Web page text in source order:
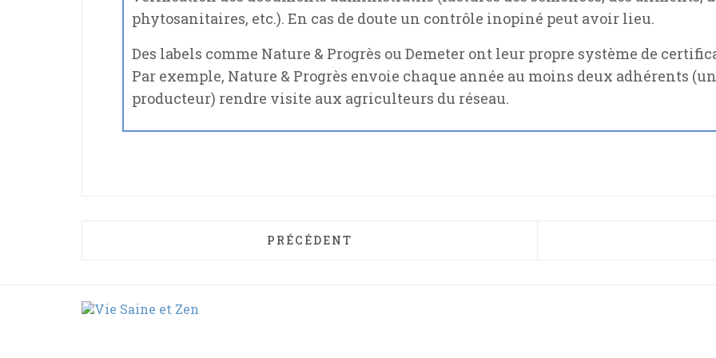
phytosanitaires, etc.). En cas de doute un contrôle inopiné peut avoir lieu.
Des labels comme Nature & Progrès ou Demeter ont leur propre système de
Par exemple, Nature & Progrès envoie chaque année au moins deux adhérents
producteur) rendre visite aux agriculteurs du réseau.
ARTICLE PRÉCÉDENT : PORTRAIT : PHILIPPE DESBROSSES,
PRÉCÉDENT